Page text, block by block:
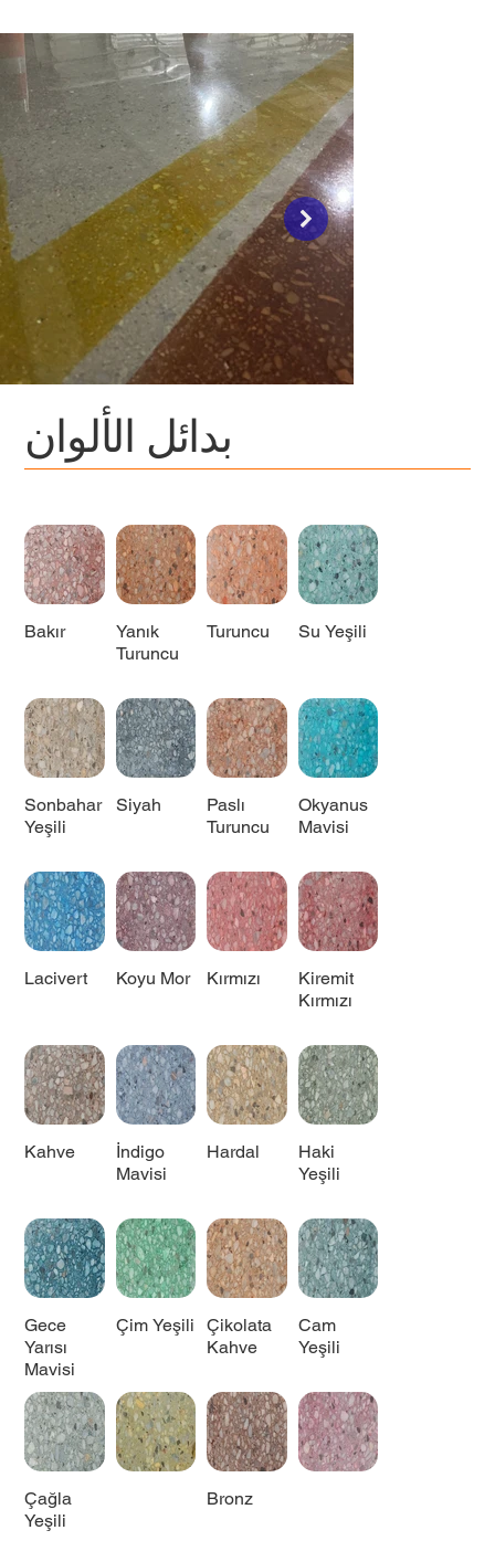
بدائل الألوان
Bakır
Yanık
Turuncu
Turuncu Su Yeşili
Sonbahar
Yeşili
Siyah
Paslı
Turuncu
Okyanus
Mavisi
Lacivert Koyu Mor Kırmızı
Kiremit
Kırmızı
Kahve
İndigo
Mavisi
Hardal
Haki
Yeşili
Gece
Yarısı
Mavisi
Çim Yeşili
Çikolata
Kahve
Cam
Yeşili
Çağla
Yeşili
Bronz